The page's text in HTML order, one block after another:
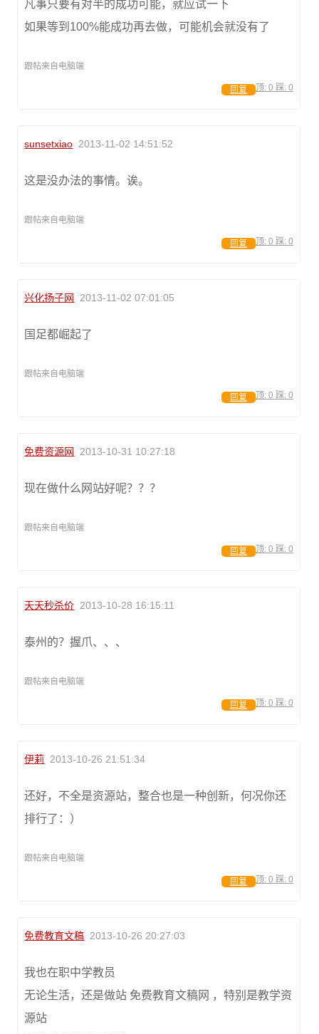
凡事只要有对半的成功可能，就应试一下
如果等到100%能成功再去做，可能机会就没有了
跟帖来自电脑端
顶: 0 踩: 0
回复
sunsetxiao 2013-11-02 14:51:52
这是没办法的事情。诶。
跟帖来自电脑端
顶: 0 踩: 0
回复
兴化扬子网 2013-11-02 07:01:05
国足都崛起了
跟帖来自电脑端
顶: 0 踩: 0
回复
免费资源网 2013-10-31 10:27:18
现在做什么网站好呢？？？
跟帖来自电脑端
顶: 0 踩: 0
回复
天天秒杀价 2013-10-28 16:15:11
泰州的？握爪、、、
跟帖来自电脑端
顶: 0 踩: 0
回复
伊莉 2013-10-26 21:51:34
还好，不全是资源站，整合也是一种创新，何况你还
排行了：）
跟帖来自电脑端
顶: 0 踩: 0
回复
免费教育文稿 2013-10-26 20:27:03
我也在职中学教员
无论生活，还是做站 免费教育文稿网 ，特别是教学资
源站